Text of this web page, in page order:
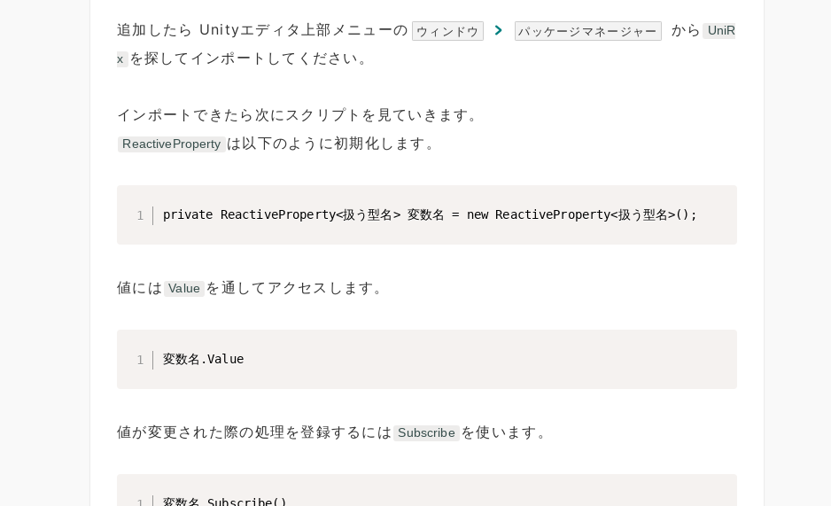
追加したら Unityエディタ上部メニューの ウィンドウ パッケージマネージャー から UniR
x を探してインポートしてください。
インポートできたら次にスクリプトを見ていきます。
ReactiveProperty は以下のように初期化します。
private ReactiveProperty<扱う型名> 変数名 = new ReactiveProperty<扱う型名>();
値には Value を通してアクセスします。
変数名.Value
値が変更された際の処理を登録するには Subscribe を使います。